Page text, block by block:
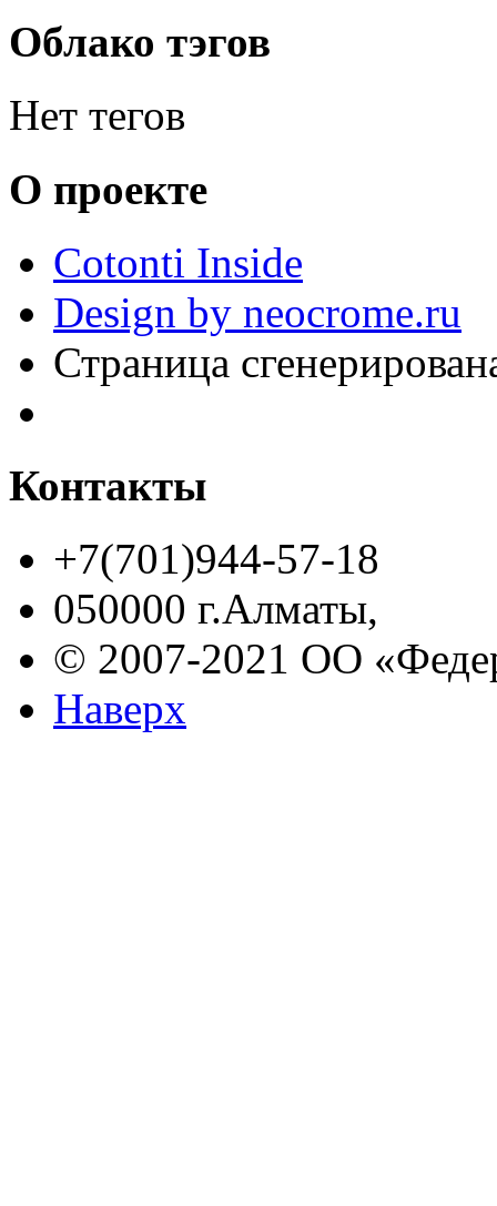
Облако тэгов
Нет тегов
О проекте
Cotonti Inside
Design by neocrome.ru
Страница
Контакты
+7(701)944-57-18
050000 г.Алматы,
© 2007-2021 ОО
Наверх